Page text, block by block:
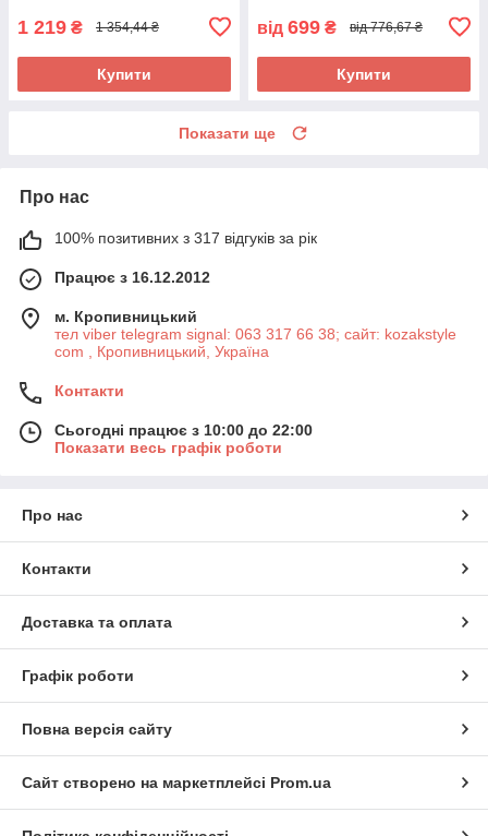
1 219 ₴ 1 354,44 ₴
Купити
від 699 ₴ від 776,67 ₴
Купити
Показати ще
Про нас
100% позитивних з 317 відгуків за рік
Працює з 16.12.2012
м. Кропивницький
тел viber telegram signal: 063 317 66 38; сайт: kozakstyle
com , Кропивницький, Україна
Контакти
Сьогодні працює з 10:00 до 22:00
Показати весь графік роботи
Про нас
Контакти
Доставка та оплата
Графік роботи
Повна версія сайту
Сайт створено на маркетплейсі Prom.ua